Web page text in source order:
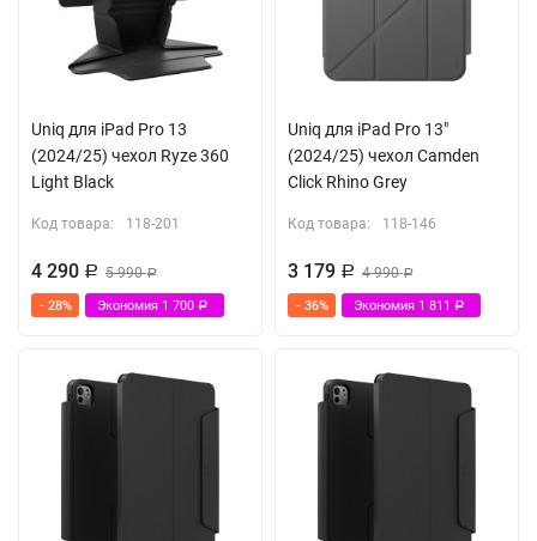
Uniq для iPad Pro 13
(2024/25) чехол Ryze 360
Light Black
Код товара: 118-201
4 290 Р 5 990Р
- 28% Экономия 1 700 Р
Uniq для iPad Pro 13"
(2024/25) чехол Camden
Click Rhino Grey
Код товара: 118-146
3 179 Р 4 990Р
- 36% Экономия 1 811 Р